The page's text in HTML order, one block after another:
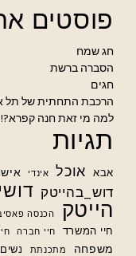
פוסטים
חג שמח
הסברה ברשת
חגים
הרכבת התחתית של תל
למה מי זאת חנה קפרא?!
תגיות
אבא אוכל אינדי
דוש_בהייטק
הייטק הכנסה
חיי המשרד חיי חברה
משפחה מתכנתת